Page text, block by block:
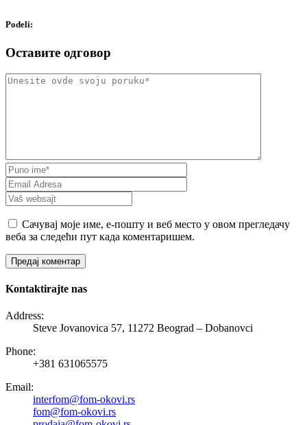
Podeli:
Оставите одговор
Сачувај моје име, е-пошту и веб место у овом прегледачу
веба за следећи пут када коментаришем.
Kontaktirajte nas
Address:
Steve Jovanovica 57, 11272 Beograd – Dobanovci
Phone:
+381 631065575
Email:
interfom@fom-okovi.rs
fom@fom-okovi.rs